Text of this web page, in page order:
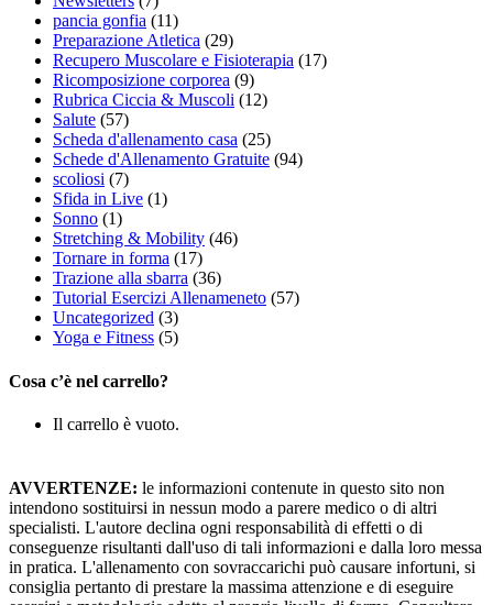
pancia gonfia (11)
Preparazione Atletica (29)
Recupero Muscolare e Fisioterapia (17)
Ricomposizione corporea (9)
Rubrica Ciccia & Muscoli (12)
Salute (57)
Scheda d'allenamento casa (25)
Schede d'Allenamento Gratuite (94)
scoliosi (7)
Sfida in Live (1)
Sonno (1)
Stretching & Mobility (46)
Tornare in forma (17)
Trazione alla sbarra (36)
Tutorial Esercizi Allenameneto (57)
Uncategorized (3)
Yoga e Fitness (5)
Cosa c’è nel carrello?
Il carrello è vuoto.
AVVERTENZE: le informazioni contenute in questo sito non
intendono sostituirsi in nessun modo a parere medico o di altri
specialisti. L'autore declina ogni responsabilità di effetti o di
conseguenze risultanti dall'uso di tali informazioni e dalla loro messa
in pratica. L'allenamento con sovraccarichi può causare infortuni, si
consiglia pertanto di prestare la massima attenzione e di eseguire